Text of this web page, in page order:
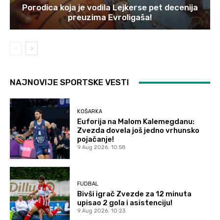
Porodica koja je vodila Lejkerse pet decenija
preuzima Evroligaša!
NAJNOVIJE SPORTSKE VESTI
KOŠARKA
Euforija na Malom Kalemegdanu:
Zvezda dovela još jedno vrhunsko
pojačanje!
9 Aug 2026. 10:58
FUDBAL
Bivši igrač Zvezde za 12 minuta
upisao 2 gola i asistenciju!
9 Aug 2026. 10:23